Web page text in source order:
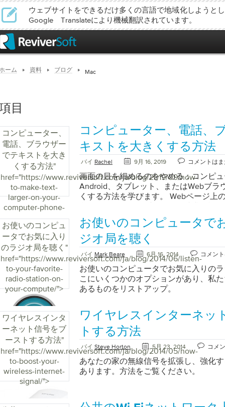
ウェブサイトをできるだけ多くの言語で地域化しようと
Google Translateにより機械翻訳されています。
ーム 資料 ブログ Mac
目
コンピューター、
電話、ブラウザー
でテキストを大き
くする方法"
href="https://www.reviversoft.com/ja/blog/2019/09/how-
to-make-text-
larger-on-your-
computer-phone-
and-browser/">
コンピューター、電話、
キストを大きくする方法
バイ Rachel 9月 16, 2019 コメントは
画面の目を細めるのをやめる：コンピ
Android、タブレット、またはWebブラ
くする方法を学びます。 Webページ上
か？幸いなことに、すべてのデバイス
くすることはすばやく簡単です。 コン
イズを大きくするウインドウズ10 スタ
設定を選択使いやすさを選択 ディスプ
ストだけを大きくするには、[ テキスト
イダーを調整します 。 画像やアプリな
には、[ すべてを大きくする]の下のド
オプションを選択します。 マックこの
くなります。 Macの解像度を下げると
くなり、その他すべてのサイズが大き
て： 左上隅のAppleアイコンを選択し
ディスプレイを選択 [ 解像度]で[ スケー
り低い解像度 （例：1024 x 640）を選
タブレットのテキストサイズを大きく
をタップします（これはホーム画面上
お使いのコンピュ
ータでお気に入り
のラジオ局を聴く "
href="https://www.reviversoft.com/ja/blog/2014/06/listen-
to-your-favorite-
radio-station-on-
your-compute/">
お使いのコンピュータで
ジオ局を聴く
バイ Mark Beare 6月 16, 2014 コメン
お使いのコンピュータでお気に入りの
こにいくつかのオプションがあり、私
あるものをリストアップ。
ワイヤレスインタ
ーネット信号をブ
ーストする方法"
href="https://www.reviversoft.com/ja/blog/2014/05/how-
to-boost-your-
wireless-internet-
signal/">
ワイヤレスインターネッ
トする方法
バイ Steve Horton 5月 23, 2014 コメ
あなたの家の無線信号を拡張し、強化
あります。方法をご覧ください。